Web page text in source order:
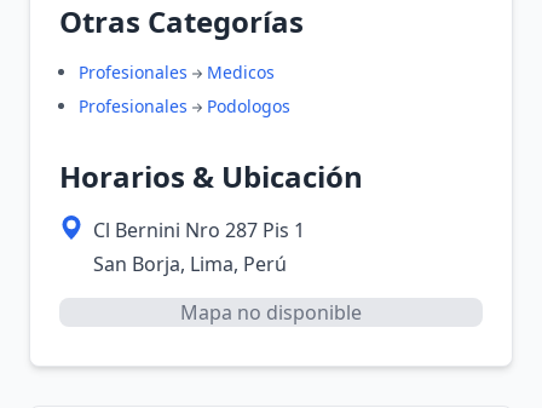
Otras Categorías
Profesionales
Medicos
Profesionales
Podologos
Horarios & Ubicación
Cl Bernini Nro 287 Pis 1
San Borja, Lima, Perú
Mapa no disponible